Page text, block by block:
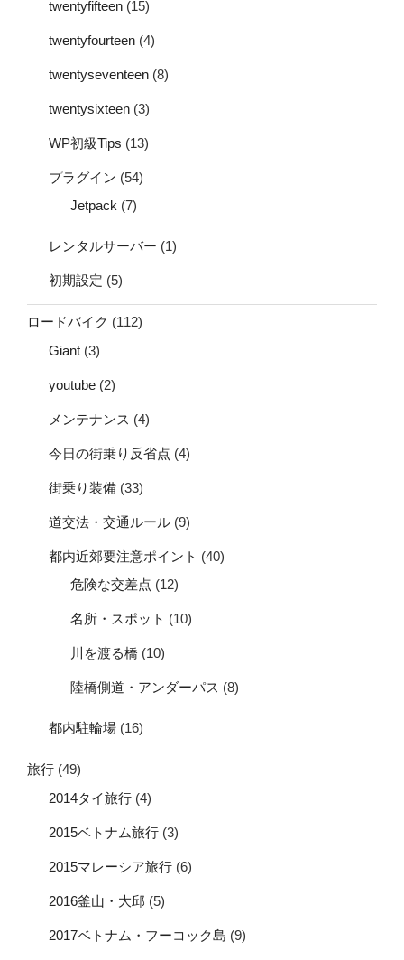
twentyfifteen (15)
twentyfourteen (4)
twentyseventeen (8)
twentysixteen (3)
WP初級Tips (13)
プラグイン (54)
Jetpack (7)
レンタルサーバー (1)
初期設定 (5)
ロードバイク (112)
Giant (3)
youtube (2)
メンテナンス (4)
今日の街乗り反省点 (4)
街乗り装備 (33)
道交法・交通ルール (9)
都内近郊要注意ポイント (40)
危険な交差点 (12)
名所・スポット (10)
川を渡る橋 (10)
陸橋側道・アンダーパス (8)
都内駐輪場 (16)
旅行 (49)
2014タイ旅行 (4)
2015ベトナム旅行 (3)
2015マレーシア旅行 (6)
2016釜山・大邱 (5)
2017ベトナム・フーコック島 (9)